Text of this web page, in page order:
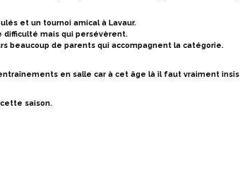
et un tournoi amical à Lavaur.
difficulté mais qui persévèrent.
beaucoup de parents qui accompagnent la catégorie.
en salle car à cet âge là il faut vraiment
saison.